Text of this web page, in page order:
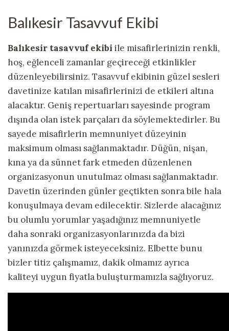
Balıkesir Tasavvuf Ekibi
Balıkesir tasavvuf ekibi ile misafirlerinizin renkli,
hoş, eğlenceli zamanlar geçireceği etkinlikler
düzenleyebilirsiniz. Tasavvuf ekibinin güzel sesleri
davetinize katılan misafirlerinizi de etkileri altına
alacaktır. Geniş repertuarları sayesinde program
dışında olan istek parçaları da söylemektedirler. Bu
sayede misafirlerin memnuniyet düzeyinin
maksimum olması sağlanmaktadır. Düğün, nişan,
kına ya da sünnet fark etmeden düzenlenen
organizasyonun unutulmaz olması sağlanmaktadır.
Davetin üzerinden günler geçtikten sonra bile hala
konuşulmaya devam edilecektir. Sizlerde alacağınız
bu olumlu yorumlar yaşadığınız memnuniyetle
daha sonraki organizasyonlarınızda da bizi
yanınızda görmek isteyeceksiniz. Elbette bunu
bizler titiz çalışmamız, dakik olmamız ayrıca
kaliteyi uygun fiyatla buluşturmamızla sağlıyoruz.